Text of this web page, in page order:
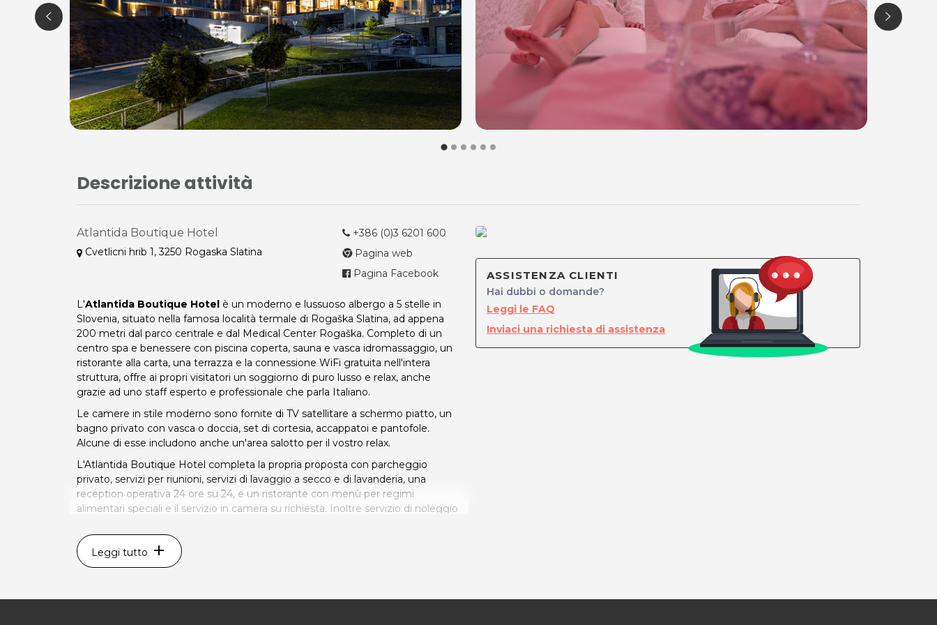
Descrizione attività
Atlantida Boutique Hotel
Cvetlicni hrib 1, 3250 Rogaska Slatina
+386 (0)3 6201 600
Pagina web
Pagina Facebook
L'Atlantida Boutique Hotel è un moderno e lussuoso albergo a 5 stelle in
Slovenia, situato nella famosa località termale di Rogaška Slatina, ad appena
200 metri dal parco centrale e dal Medical Center Rogaška. Completo di un
centro spa e benessere con piscina coperta, sauna e vasca idromassaggio, un
ristorante alla carta, una terrazza e la connessione WiFi gratuita nell'intera
struttura, offre ai propri visitatori un soggiorno di puro lusso e relax, anche
grazie ad uno staff esperto e professionale che parla Italiano.
Le camere in stile moderno sono fornite di TV satellitare a schermo piatto, un
bagno privato con vasca o doccia, set di cortesia, accappatoi e pantofole.
Alcune di esse includono anche un'area salotto per il vostro relax.
L'Atlantida Boutique Hotel completa la propria proposta con parcheggio
privato, servizi per riunioni, servizi di lavaggio a secco e di lavanderia, una
reception operativa 24 ore su 24, e un ristorante con menù per regimi
alimentari speciali e il servizio in camera su richiesta. Inoltre servizio di noleggio
ciclismo rese possibili grazie alla propria posizione. Ottimo per soggiorni di
coppia.Leggi tutto add
ASSISTENZA CLIENTI
Hai dubbi o domande?
Leggi le FAQ
Inviaci una richiesta di assistenza